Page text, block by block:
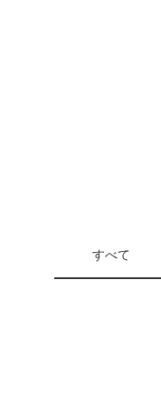
すべて